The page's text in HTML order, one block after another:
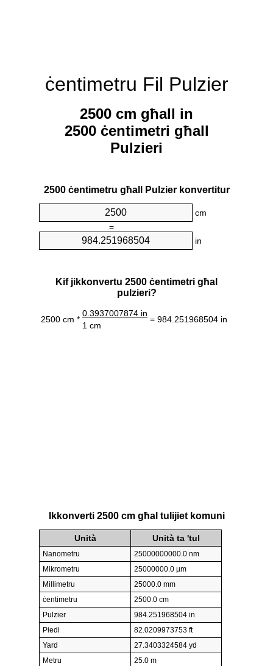
ċentimetru Fil Pulzier
2500 cm għall in
2500 ċentimetri għall
Pulzieri
2500 ċentimetru għall Pulzier konvertitur
cm
=
in
Kif jikkonvertu 2500 ċentimetri għal
pulzieri?
2500 cm *
0.3937007874 in
= 984.251968504 in
1 cm
Ikkonverti 2500 cm għal tulijiet komuni
Unità Unità ta 'tul
Nanometru
25000000000.0 nm
Mikrometru
25000000.0 µm
Millimetru
25000.0 mm
ċentimetru
2500.0 cm
Pulzier
984.251968504 in
Piedi
82.0209973753 ft
Yard
27.3403324584 yd
Metru
25.0 m